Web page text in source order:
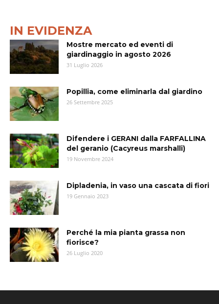
IN EVIDENZA
Mostre mercato ed eventi di
giardinaggio in agosto 2026
31 Luglio 2026
Popillia, come eliminarla dal giardino
26 Settembre 2025
Difendere i GERANI dalla FARFALLINA
del geranio (Cacyreus marshalli)
19 Novembre 2024
Dipladenia, in vaso una cascata di fiori
19 Gennaio 2023
Perché la mia pianta grassa non
fiorisce?
26 Luglio 2020